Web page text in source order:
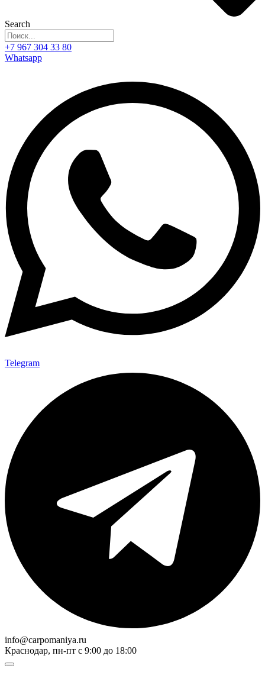
Search
+7 967 304 33 80
Whatsapp
Telegram
info@carpomaniya.ru
Краснодар, пн-пт с 9:00 до 18:00